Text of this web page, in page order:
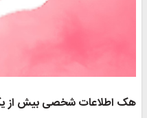
هک اطلاعات شخصی بیش از یک